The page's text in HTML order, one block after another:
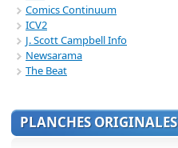
Comics Continuum
ICV2
J. Scott Campbell Info
Newsarama
The Beat
PLANCHES ORIGINALES